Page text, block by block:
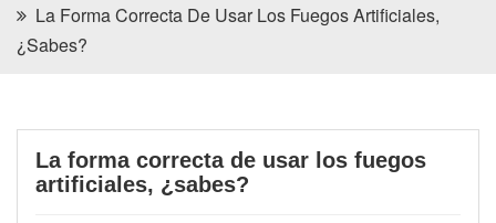
La Forma Correcta De Usar Los Fuegos Artificiales,
¿sabes?
La forma correcta de usar los fuegos
artificiales, ¿sabes?